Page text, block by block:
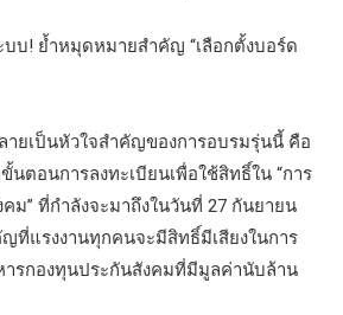
บบ! ย้ำหมุดหมายสำคัญ “เลือกตั้งบอร์ด
ายเป็นหัวใจสำคัญของการอบรมรุ่นนี้ คือ
ตอนการลงทะเบียนเพื่อใช้สิทธิ์ใน “การ
ม” ที่กำลังจะมาถึงในวันที่ 27 กันยายน
ญที่แรงงานทุกคนจะมีสิทธิ์มีเสียงในการ
ารกองทุนประกันสังคมที่มีมูลค่านับล้าน